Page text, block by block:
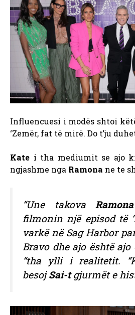
Influencuesi i modës shtoi
‘Zemër, fat të mirë. Do t’ju
Kate i tha mediumit se ajo
ngjashme nga Ramona ne te
“Une takovaRamona
filmonin një episod të
varkë në Sag Harbor
Bravo dhe ajo është ajo
“tha ylli i realitetit.
besojSai-tgjurmët e